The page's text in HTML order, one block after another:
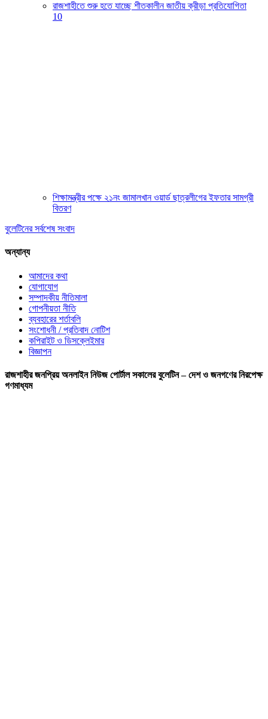
রাজশাহীতে শুরু হতে যাচ্ছে শীতকালীন জাতীয় ক্রীড়া প্রতিযোগিতা
10
শিক্ষামন্ত্রীর পক্ষে ২১নং জামালখান ওয়ার্ড ছাত্রলীগের ইফতার সামগ্রী
বিতরণ
বুলেটিনের সর্বশেষ সংবাদ
অন্যান্য
আমাদের কথা
যোগাযোগ
সম্পাদকীয় নীতিমালা
গোপনীয়তা নীতি
ব্যবহারের শর্তাবলি
সংশোধনী / প্রতিবাদ নোটিশ
কপিরাইট ও ডিসক্লেইমার
বিজ্ঞাপন
রাজশাহীর জনপ্রিয় অনলাইন নিউজ পোর্টাল সকালের বুলেটিন – দেশ ও জনগণের নিরপেক্ষ
গণমাধ্যম